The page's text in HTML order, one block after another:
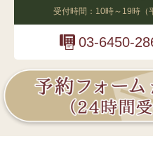
受付時間：10時～19時（
03-6450-